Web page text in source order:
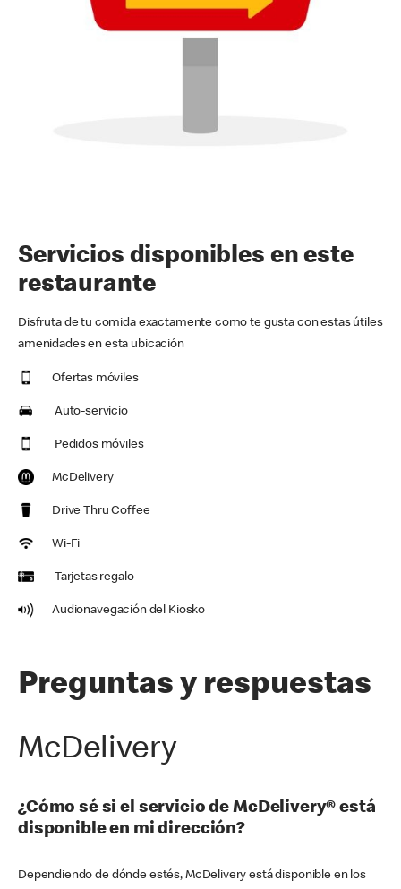
Servicios disponibles en este
restaurante
Disfruta de tu comida exactamente como te gusta con estas útiles
amenidades en esta ubicación
Ofertas móviles
Auto-servicio
Pedidos móviles
McDelivery
Drive Thru Coffee
Wi-Fi
Tarjetas regalo
Audionavegación del Kiosko
Preguntas y respuestas
McDelivery
¿Cómo sé si el servicio de McDelivery® está
disponible en mi dirección?
Dependiendo de dónde estés, McDelivery está disponible en los